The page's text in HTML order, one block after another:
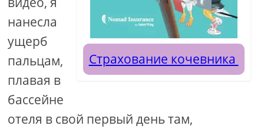
Страхование кочевника
нанесла
ущерб
пальцам,
плавая в
бассейне
отеля в свой первый день там,